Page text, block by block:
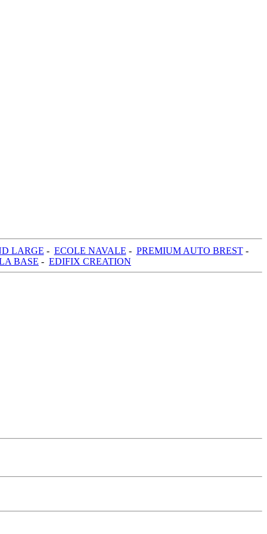
LARGE - ECOLE NAVALE - PREMIUM AUTO BREST-
BASE - EDIFIX CREATION